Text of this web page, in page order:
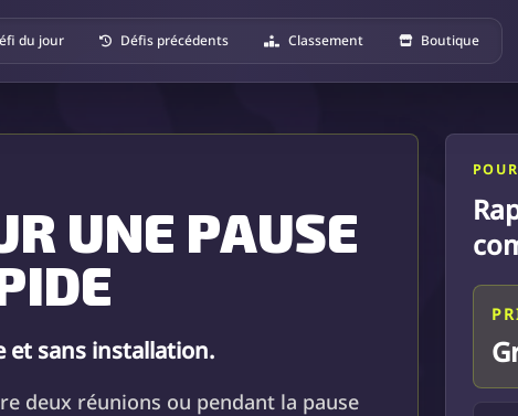
du jour Défis précédents Classement Boutique
UNE PAUSE
et sans installation.
deux réunions ou pendant la pause